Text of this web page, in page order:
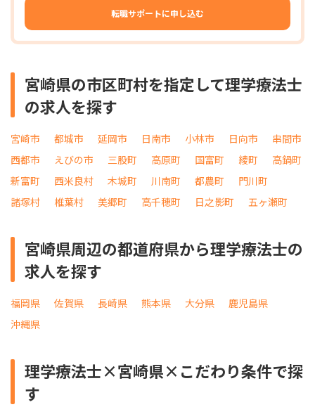
転職サポートに申し込む
宮崎県の市区町村を指定して理学療法士
の求人を探す
宮崎市 都城市 延岡市 日南市 小林市 日向市
串間市
西都市
えびの市 三股町 高原町 国富町 綾町
高鍋町
新富町
西米良村 木城町 川南町 都農町
門川町
諸塚村
椎葉村 美郷町 高千穂町 日之影町 五ヶ瀬町
宮崎県周辺の都道府県から理学療法士の
求人を探す
福岡県 佐賀県 長崎県 熊本県 大分県
鹿児島県
沖縄県
理学療法士×宮崎県×こだわり条件で探
す